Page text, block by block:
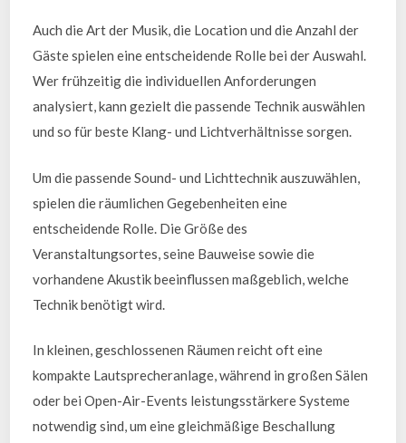
Auch die Art der Musik, die Location und die Anzahl der
Gäste spielen eine entscheidende Rolle bei der Auswahl.
Wer frühzeitig die individuellen Anforderungen
analysiert, kann gezielt die passende Technik auswählen
und so für beste Klang- und Lichtverhältnisse sorgen.
Um die passende Sound- und Lichttechnik auszuwählen,
spielen die räumlichen Gegebenheiten eine
entscheidende Rolle. Die Größe des
Veranstaltungsortes, seine Bauweise sowie die
vorhandene Akustik beeinflussen maßgeblich, welche
Technik benötigt wird.
In kleinen, geschlossenen Räumen reicht oft eine
kompakte Lautsprecheranlage, während in großen Sälen
oder bei Open-Air-Events leistungsstärkere Systeme
notwendig sind, um eine gleichmäßige Beschallung